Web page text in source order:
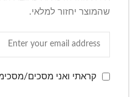
שהמוצר יחזור למלאי.
קראתי ואני מסכים/